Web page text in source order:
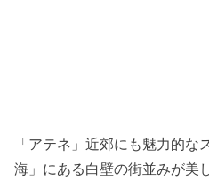
「アテネ」近郊にも魅力的
海」にある白壁の街並みが美